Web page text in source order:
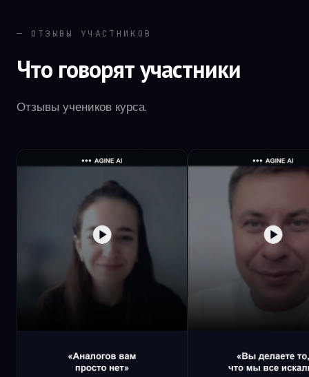
— ОТЗЫВЫ УЧАСТНИКОВ
Что говорят участники
Отзывы учеников курса.